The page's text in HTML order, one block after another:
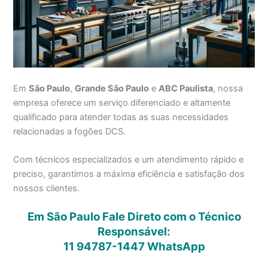
EmSão Paulo,Grande São Paulo eABC Paulista, nossa
empresa oferece um serviço diferenciado e altamente
qualificado para atender todas as suas necessidades
relacionadas a fogões DCS.
Com técnicos especializados e um atendimento rápido e
preciso, garantimos a máxima eficiência e satisfação dos
nossos clientes.
Em São Paulo Fale Direto com o Técnico
Responsável:
11 94787-1447WhatsApp